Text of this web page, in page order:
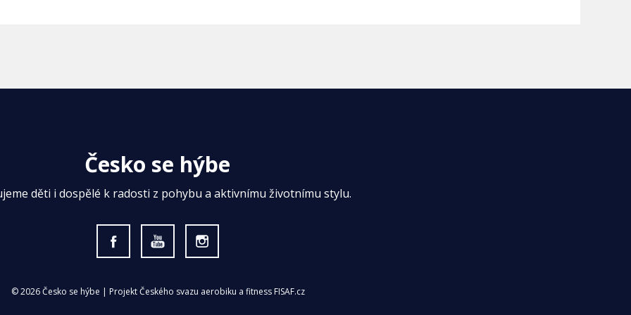
Česko se hýbe
děti i dospělé k radosti z pohybu a aktivnímu životnímu stylu.
© 2026 Česko se hýbe | Projekt Českého svazu aerobiku a fitness FISAF.cz